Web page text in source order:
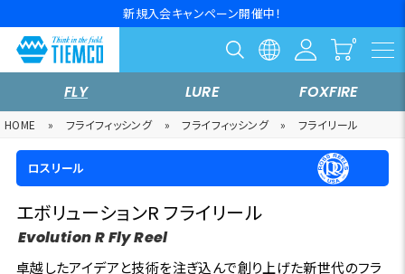
新規入会キャンペーン開催中！
FLY LURE FOXFIRE
HOME » フライフィッシング » フライフィッシング » フライリール
ロスリール
エボリューションR フライリール
Evolution R Fly Reel
卓越したアイデアと技術を注ぎ込んで創り上げた新世代のフラ